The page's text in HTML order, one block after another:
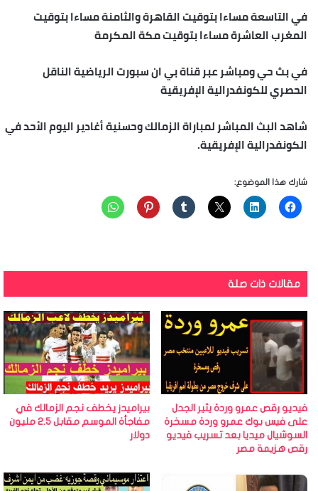
في التاسعة مساءا بتوقيت القاهرة والثامنة مساءا بتوقيت
المغرب العاشرة مساءا بتوقيت مكة المكرمة
في بث حي ومباشر عبر قناة بي ان سبورت الرياضية الناقل
الحصري للكونفدرالية الإفريقية
شاهد البث المباشر لمباراة الزمالك وحسنية أغادير اليوم الأحد في
الكونفدرالية الإفريقية.
شارك هذا الموضوع:
مقالات ذات صلة
فيديو رقص عمرو وردة يثير الجدل
على فيس بوك عمرو وردة مسخرة
السوشيال ميديا بعد تسريب فيديو
رقص هزيمة مصر
بيراميدز يخطف نجم الزمالك في
مفاجأة الموسم مقابل 2.5 مليون
دولار